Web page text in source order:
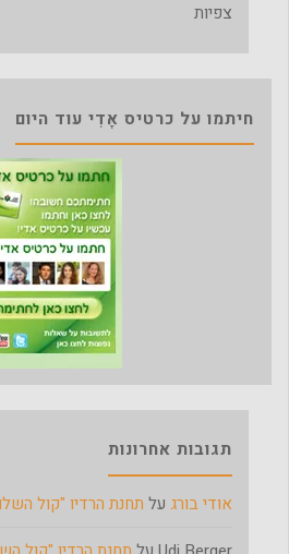
צפיות
חיתמו על כרטיס אָדִי עוד היום
תגובות אחרונות
אודי בורג על תחנת הרדיו "קול